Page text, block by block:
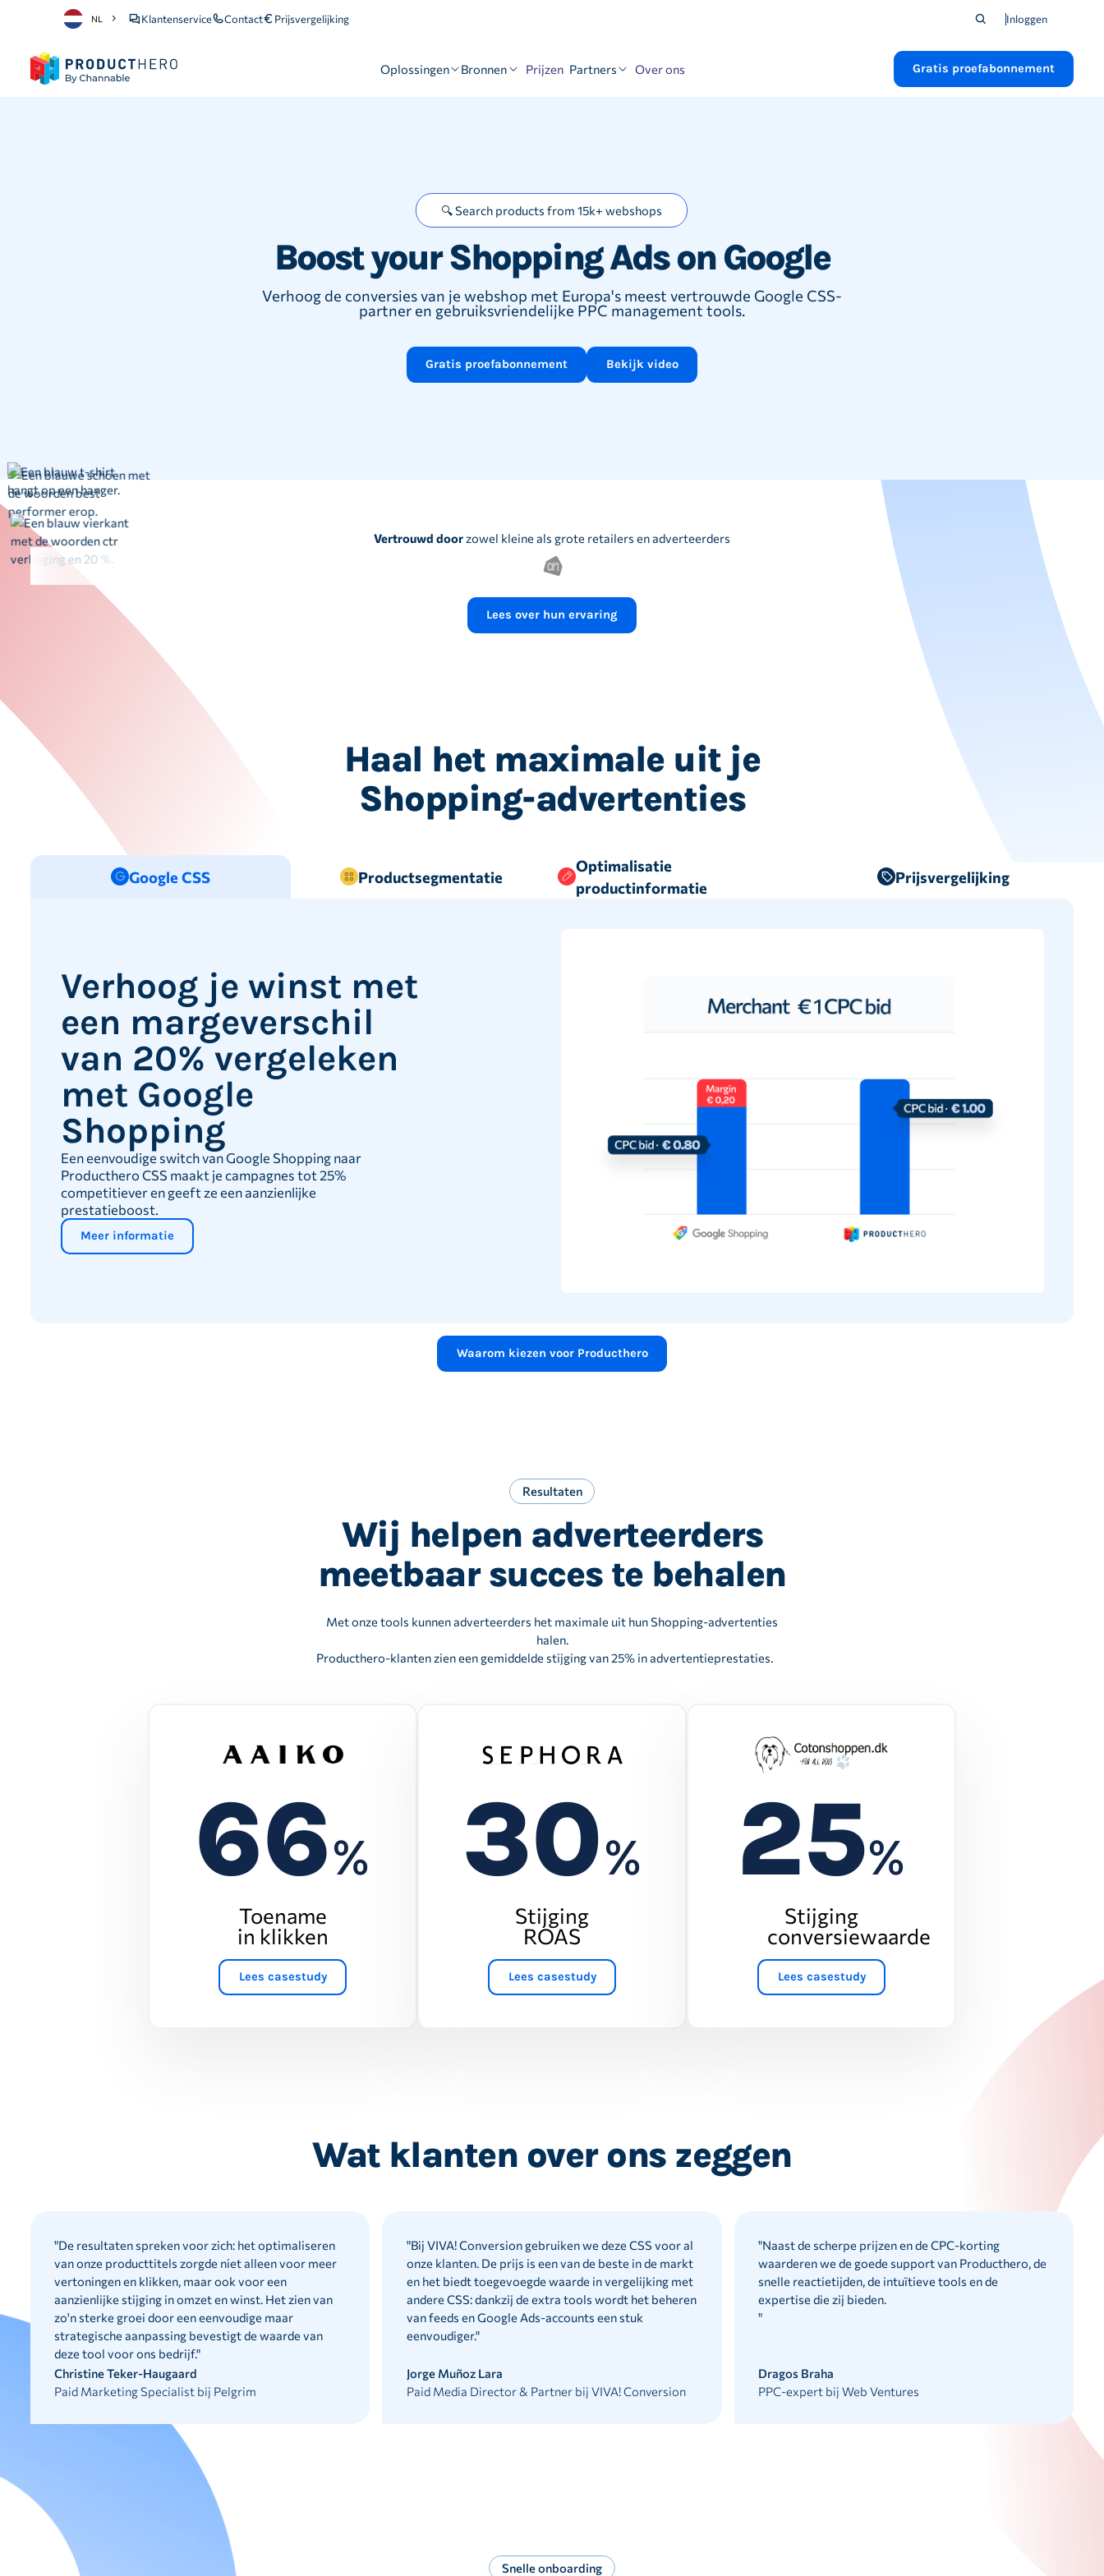
NL Klantenservice Contact Prijsvergelijking Inloggen
Oplossingen Bronnen Prijzen Partners Over ons Gratis proefabonnement
🔍 Search products from 15k+ webshops
Boost your Shopping Ads on Google
Verhoog de conversies van je webshop met Europa's meest vertrouwde Google CSS-
partner en gebruiksvriendelijke PPC management tools.
Gratis proefabonnement Bekijk video
Vertrouwd doorzowel kleine als grote retailers en adverteerders
Lees over hun ervaring
Haal het maximale uit je
Shopping-advertenties
Google CSS Productsegmentatie
Optimalisatie
productinformatie
Prijsvergelijking
Verhoog je winst met
een margeverschil
van 20% vergeleken
met Google
Shopping
Een eenvoudige switch van Google Shopping naar
Producthero CSS maakt je campagnes tot 25%
competitiever en geeft ze een aanzienlijke
prestatieboost.
Meer informatie
Waarom kiezen voor Producthero
Resultaten
Wij helpen adverteerders
meetbaar succes te behalen
Met onze tools kunnen adverteerders het maximale uit hun Shopping-advertenties
halen.
Producthero-klanten zien een gemiddelde stijging van 25% in advertentieprestaties.
66%
Toename
in klikken
Lees casestudy
30%
Stijging
ROAS
Lees casestudy
25%
Stijging
conversiewaarde
Lees casestudy
Wat klanten over ons zeggen
"De resultaten spreken voor zich: het optimaliseren
van onze producttitels zorgde niet alleen voor meer
vertoningen en klikken, maar ook voor een
aanzienlijke stijging in omzet en winst. Het zien van
zo'n sterke groei door een eenvoudige maar
strategische aanpassing bevestigt de waarde van
deze tool voor ons bedrijf."
Christine Teker-Haugaard
Paid Marketing Specialist bij Pelgrim
"Bij VIVA! Conversion gebruiken we deze CSS voor al
onze klanten. De prijs is een van de beste in de markt
en het biedt toegevoegde waarde in vergelijking met
andere CSS: dankzij de extra tools wordt het beheren
van feeds en Google Ads-accounts een stuk
eenvoudiger."
Jorge Muñoz Lara
Paid Media Director & Partner bij VIVA! Conversion
"Naast de scherpe prijzen en de CPC-korting
waarderen we de goede support van Producthero, de
snelle reactietijden, de intuïtieve tools en de
expertise die zij bieden.
"
Dragos Braha
PPC-expert bij Web Ventures
Snelle onboarding
STAP 2